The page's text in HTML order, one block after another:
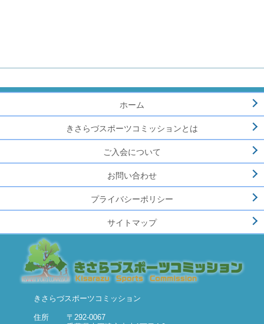
ホーム
きさらづスポーツコミッションとは
ご入会について
お問い合わせ
プライバシーポリシー
サイトマップ
きさらづスポーツコミッション
住所
〒292-0067